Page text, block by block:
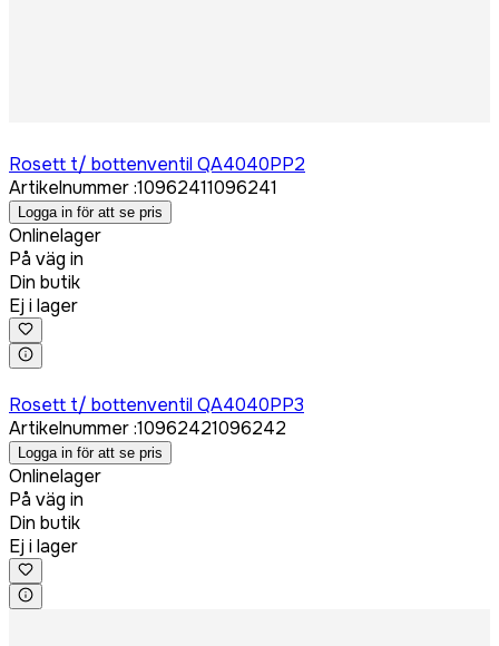
Rosett t/ bottenventil QA4040PP2
Artikelnummer:10962411096241
Logga in för att se pris
Onlinelager
På väg in
Din butik
Ej i lager
Rosett t/ bottenventil QA4040PP3
Artikelnummer:10962421096242
Logga in för att se pris
Onlinelager
På väg in
Din butik
Ej i lager